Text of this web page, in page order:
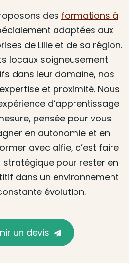
des formations à
adaptées aux
de Lille et de sa région.
locaux soigneusement
dans leur domaine, nos
et proximité. Nous
d’apprentissage
pensée pour vous
en autonomie et en
avec alfie, c’est faire
stratégique pour rester en
dans un environnement
évolution.
un devis